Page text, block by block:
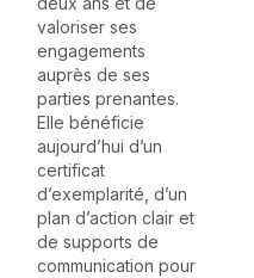
valoriser ses
engagements
auprès de ses
parties prenantes.
Elle bénéficie
aujourd’hui d’un
certificat
d’exemplarité, d’un
plan d’action clair et
de supports de
communication pour